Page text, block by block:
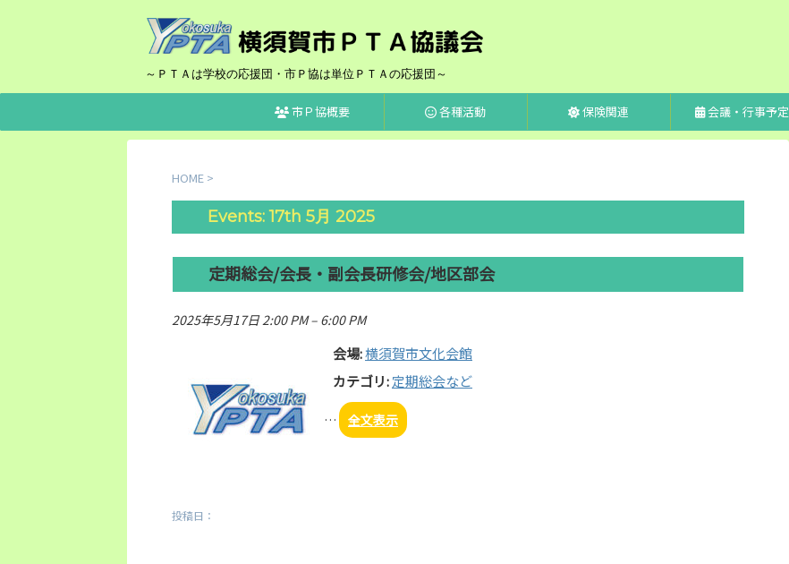
～ＰＴＡは学校の応援団・市Ｐ協は単位ＰＴＡの応援団～
市Ｐ協概要 各種活動 保険関連 会議・行事予定
HOME >
Events: 17th 5月 2025
定期総会/会長・副会長研修会/地区部会
2025年5月17日 2:00 PM– 6:00 PM
会場:横須賀市文化会館
カテゴリ:定期総会など
… 全文表示
投稿日：